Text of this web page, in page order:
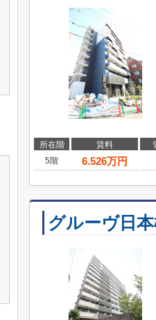
所在階 賃料
5階
6.526万円
グルーヴ日